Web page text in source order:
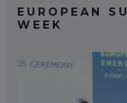
EUROPEAN
WEEK